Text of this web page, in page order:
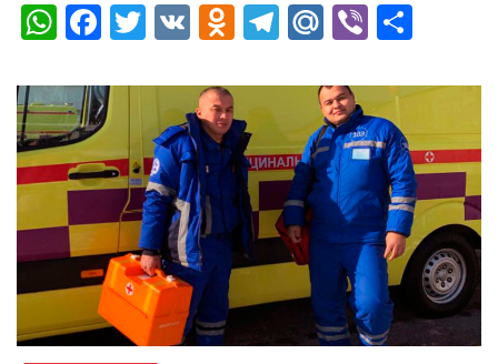
W
at
s
A
p
p
F
c
e
b
o
o
k
T
tt
er
V
O
n
o
kl
a
ss
ni
ki
T
e
gr
a
m
M
.R
u
Vi
er п
р
а
в
и
т
ь